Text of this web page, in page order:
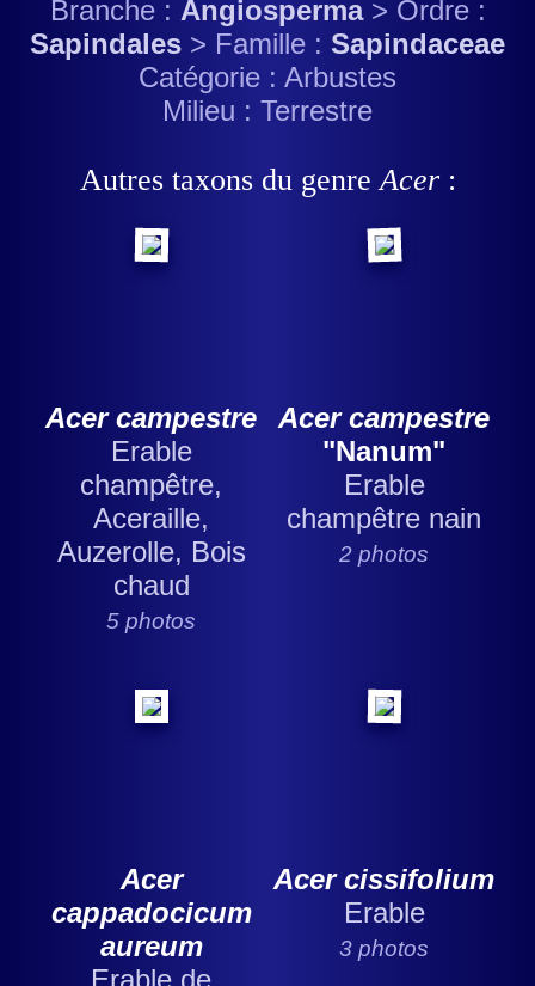
Branche : Angiosperma> Ordre :
Sapindales > Famille : Sapindaceae
Catégorie : Arbustes
Milieu : Terrestre
Autres taxons du genreAcer:
Acer campestre
Erable
champêtre,
Aceraille,
Auzerolle, Bois
chaud
5 photos
Acer campestre
"Nanum"
Erable
champêtre nain
2 photos
Acer
cappadocicum
aureum
Erable de
Acer cissifolium
Erable
3 photos